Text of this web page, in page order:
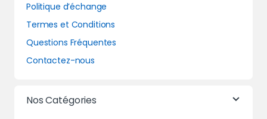
Politique d’échange
Termes et Conditions
Questions Fréquentes
Contactez-nous
Nos Catégories